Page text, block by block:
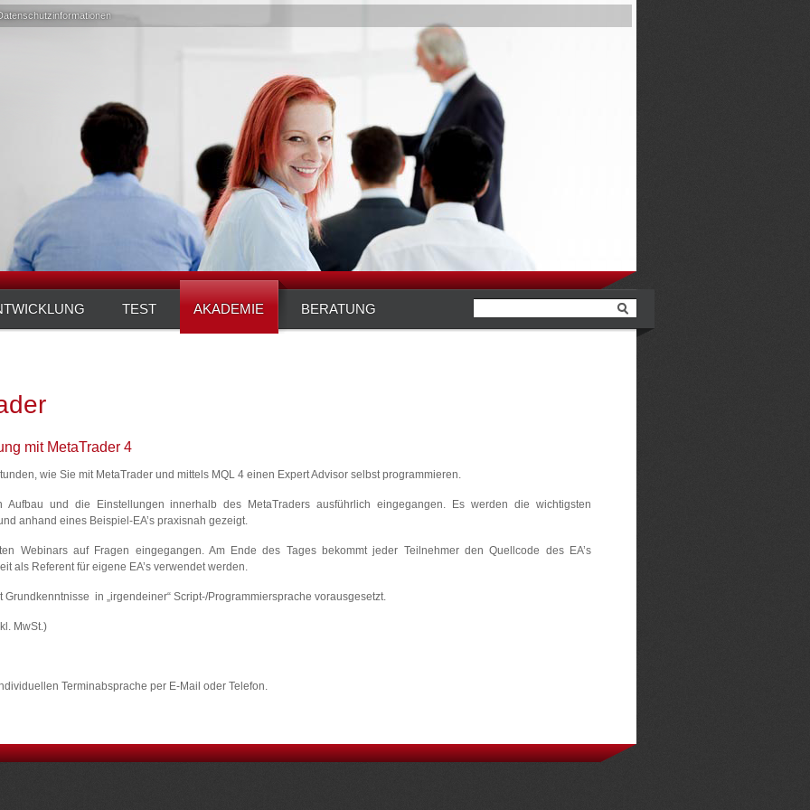
TEST AKADEMIE BERATUNG
mit MetaTrader 4
wie Sie mit MetaTrader und mittels MQL 4 einen Expert Advisor selbst programmieren.
Aufbau und die Einstellungen innerhalb des MetaTraders ausführlich eingegangen. Es werden die wichtigsten
anhand eines Beispiel-EA’s praxisnah gezeigt.
Webinars auf Fragen eingegangen. Am Ende des Tages bekommt jeder Teilnehmer den Quellcode des EA’s
als Referent für eigene EA’s verwendet werden.
in „irgendeiner“ Script-/Programmiersprache vorausgesetzt.
MwSt.)
Terminabsprache per E-Mail oder Telefon.